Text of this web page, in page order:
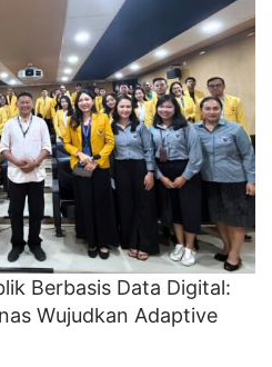
Berbasis Data Digital:
Wujudkan Adaptive